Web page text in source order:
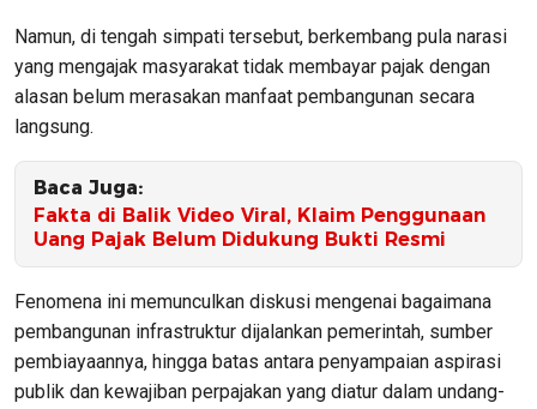
Namun, di tengah simpati tersebut, berkembang pula narasi
yang mengajak masyarakat tidak membayar pajak dengan
alasan belum merasakan manfaat pembangunan secara
langsung.
Baca Juga:
Fakta di Balik Video Viral, Klaim Penggunaan
Uang Pajak Belum Didukung Bukti Resmi
Fenomena ini memunculkan diskusi mengenai bagaimana
pembangunan infrastruktur dijalankan pemerintah, sumber
pembiayaannya, hingga batas antara penyampaian aspirasi
publik dan kewajiban perpajakan yang diatur dalam undang-